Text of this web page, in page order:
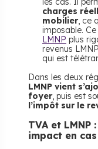
charges
mobilier, ce
imposable.
LMNP plus
revenus
qui est
Dans les deux
LMNP vient
foyer, puis est
l’impôt sur le
​TVA et
impact en